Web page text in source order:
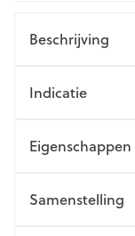
Beschrijving
Indicatie
Eigenschappen
Samenstelling